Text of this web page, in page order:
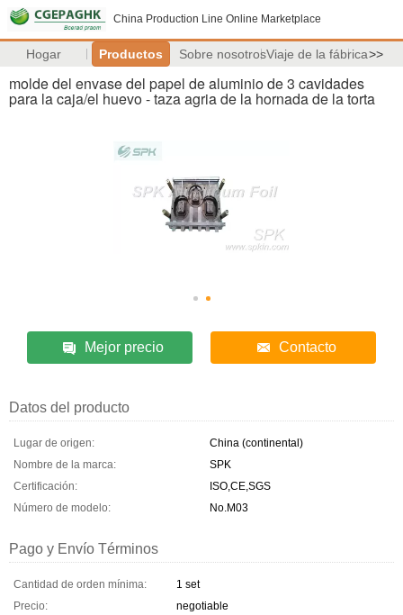
China Production Line Online Marketplace
Hogar Productos Sobre nosotrosViaje de la fábrica>>
molde del envase del papel de aluminio de 3 cavidades
para la caja/el huevo - taza agria de la hornada de la torta
Mejor precio Contacto
Datos del producto
Lugar de origen:
China (continental)
Nombre de la marca:
SPK
Certificación:
ISO,CE,SGS
Número de modelo:
No.M03
Pago y Envío Términos
Cantidad de orden mínima:
1 set
Precio:
negotiable